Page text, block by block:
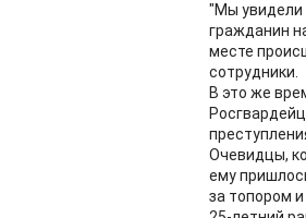
"Мы увидели
гражданин
месте
сотрудники.
В это же
Очевидцы,
ему
за топором